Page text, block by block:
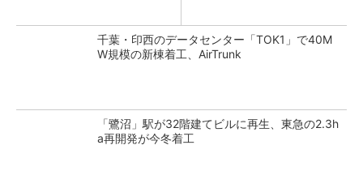
千葉・印西のデータセンター「TOK1」で40M
W規模の新棟着工、AirTrunk
「鷺沼」駅が32階建てビルに再生、東急の2.3h
a再開発が今冬着工